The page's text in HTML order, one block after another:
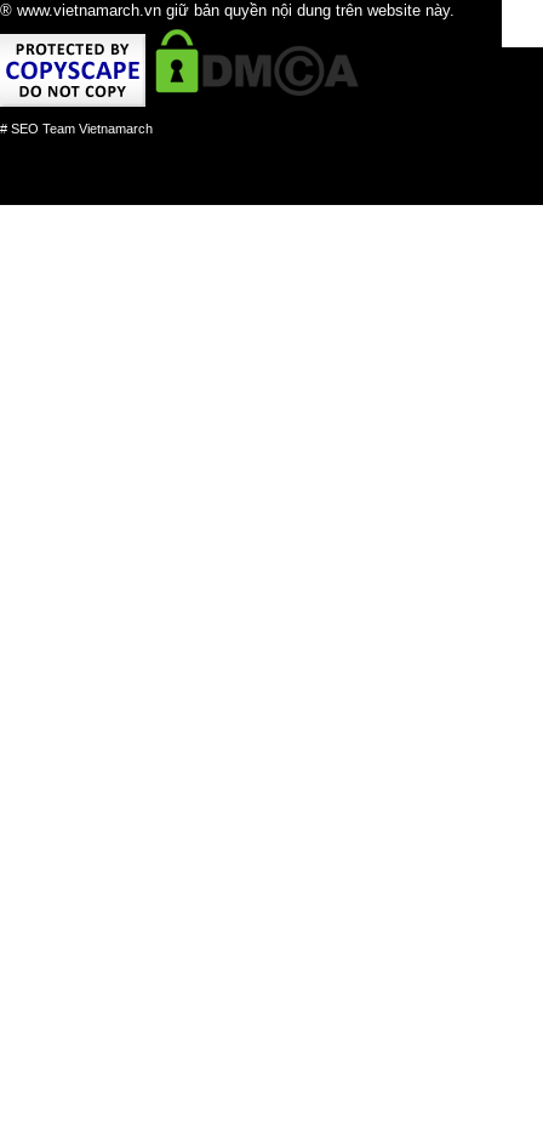
® www.vietnamarch.vn giữ bản quyền nội dung trên website này.
# SEO Team Vietnamarch